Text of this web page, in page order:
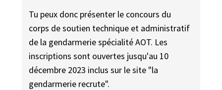
Tu peux donc présenter le concours du
corps de soutien technique et administratif
de la gendarmerie spécialité AOT. Les
inscriptions sont ouvertes jusqu'au 10
décembre 2023 inclus sur le site "la
gendarmerie recrute".